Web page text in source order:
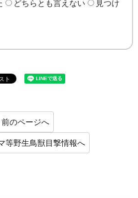
どちらとも言えない
見つけ
前のページへ
等野生鳥獣目撃情報へ